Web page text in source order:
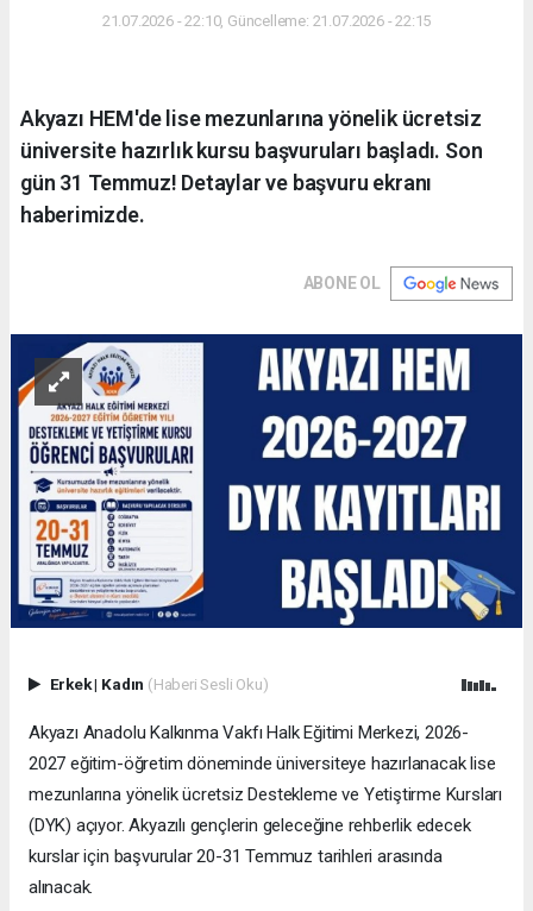
21.07.2026 - 22:10, Güncelleme: 21.07.2026 - 22:15
Akyazı HEM'de lise mezunlarına yönelik ücretsiz
üniversite hazırlık kursu başvuruları başladı. Son
gün 31 Temmuz! Detaylar ve başvuru ekranı
haberimizde.
ABONE OL
Erkek| Kadın (Haberi Sesli Oku)
Akyazı Anadolu Kalkınma Vakfı Halk Eğitimi Merkezi, 2026-
2027 eğitim-öğretim döneminde üniversiteye hazırlanacak lise
mezunlarına yönelik ücretsiz Destekleme ve Yetiştirme Kursları
(DYK) açıyor. Akyazılı gençlerin geleceğine rehberlik edecek
kurslar için başvurular 20-31 Temmuz tarihleri arasında
alınacak.